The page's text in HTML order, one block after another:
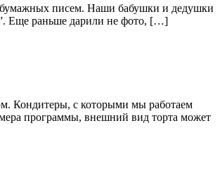
бумажных писем. Наши бабушки и дедушки
Еще раньше дарили не фото, […]
Кондитеры, с которыми мы работаем
программы, внешний вид торта может